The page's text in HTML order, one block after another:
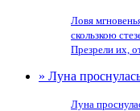
Ловя
скользкою
Презрели их,
» Луна
Луна